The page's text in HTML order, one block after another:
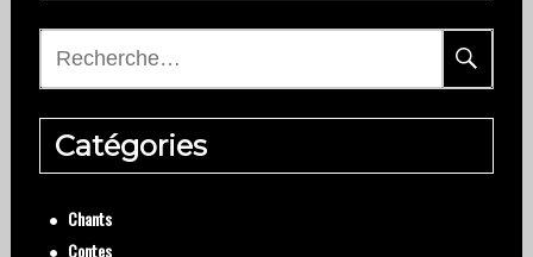
Rechercher :
Catégories
Chants
Contes